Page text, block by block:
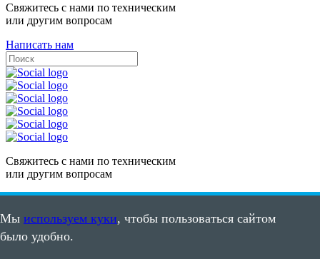
Мы используем куки, чтобы пользоваться сайтом
было удобно.
Свяжитесь с нами по техническим
или другим вопросам
Написать нам
Свяжитесь с нами по техническим
или другим вопросам
Написать нам
Карта сайта
Пользовательское соглашение